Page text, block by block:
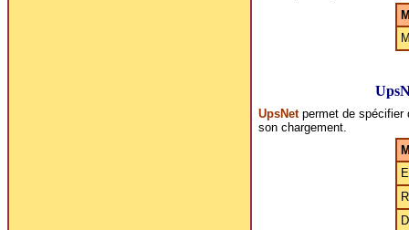
UpsNetpermet de spécifier
son chargement.